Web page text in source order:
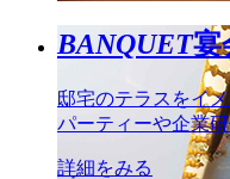
BANQUET宴
邸宅のテラスをイ
パーティーや企業
詳細をみる